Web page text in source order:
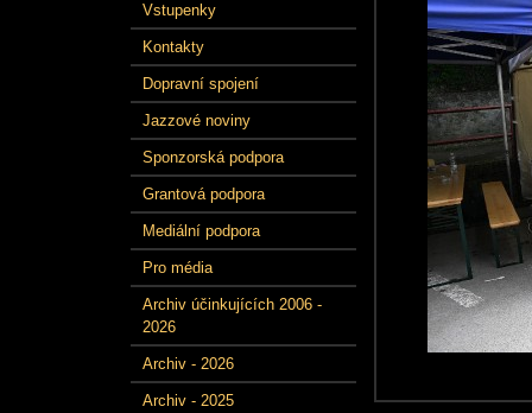
Vstupenky
Kontakty
Dopravní spojení
Jazzové noviny
Sponzorská podpora
Grantová podpora
Mediální podpora
Pro média
Archiv účinkujících 2006 -
2026
Archiv - 2026
Archiv - 2025